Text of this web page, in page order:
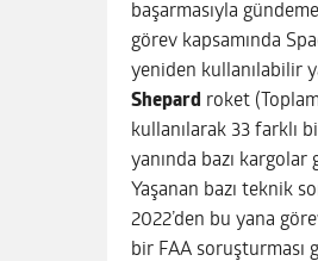
başarmasıyla
görev kapsamında
yeniden kullanılabilir
Shepard roket
kullanılarak 33 farklı
yanında bazı kargolar
Yaşanan bazı teknik
2022’den bu yana
bir FAA soruşturması